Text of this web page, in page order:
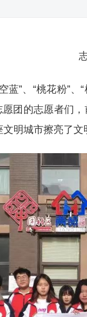
蓝”、“桃花粉”
愿团的志愿者们
明城市擦亮了文